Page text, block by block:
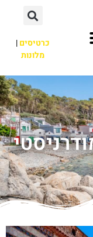
כרטיסים|
מלונות